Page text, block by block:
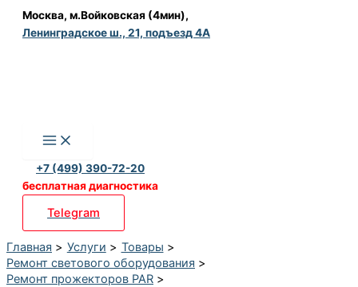
Перейти
Москва, м.Войковская (4мин),
Ленинградское ш., 21, подъезд 4А
+7 (499) 390-72-20
бесплатная диагностика
Telegram
Главная Услуги
Товары
Ремонт светового оборудования
Ремонт прожекторов PAR